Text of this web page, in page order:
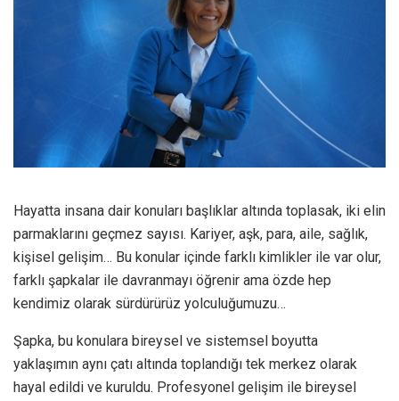
Hayatta insana dair konuları başlıklar altında toplasak, iki elin
parmaklarını geçmez sayısı. Kariyer, aşk, para, aile, sağlık,
kişisel gelişim… Bu konular içinde farklı kimlikler ile var olur,
farklı şapkalar ile davranmayı öğrenir ama özde hep
kendimiz olarak sürdürürüz yolculuğumuzu…
Şapka, bu konulara bireysel ve sistemsel boyutta
yaklaşımın aynı çatı altında toplandığı tek merkez olarak
hayal edildi ve kuruldu. Profesyonel gelişim ile bireysel